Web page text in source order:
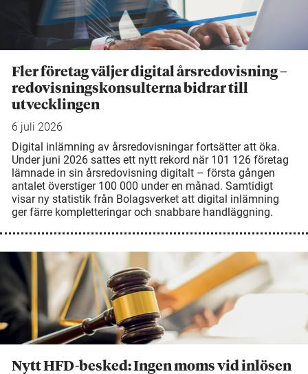
Fler företag väljer digital årsredovisning –
redovisningskonsulterna bidrar till
utvecklingen
6 juli 2026
Digital inlämning av årsredovisningar fortsätter att öka.
Under juni 2026 sattes ett nytt rekord när 101 126 företag
lämnade in sin årsredovisning digitalt – första gången
antalet överstiger 100 000 under en månad. Samtidigt
visar ny statistik från Bolagsverket att digital inlämning
ger färre kompletteringar och snabbare handläggning.
Nytt HFD-besked: Ingen moms vid inlösen